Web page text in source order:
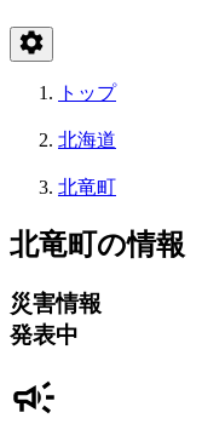
トップ
北海道
北竜町
北竜町の情報
災害情報
発表中